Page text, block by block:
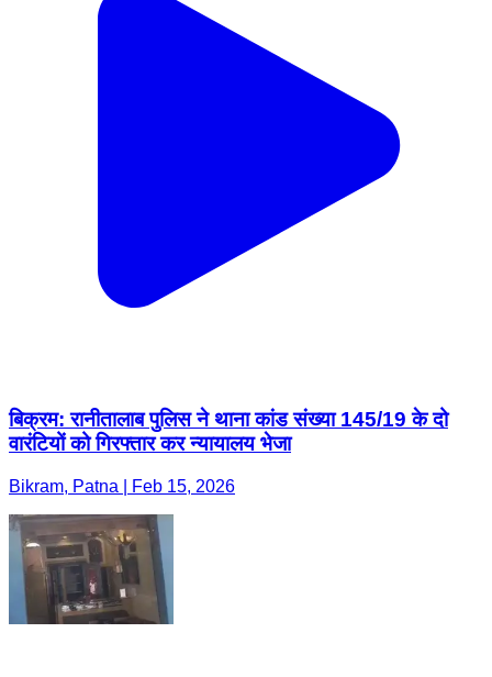
बिक्रम: रानीतालाब पुलिस ने थाना कांड संख्या 145/19 के दो
वारंटियों को गिरफ्तार कर न्यायालय भेजा
Bikram, Patna | Feb 15, 2026